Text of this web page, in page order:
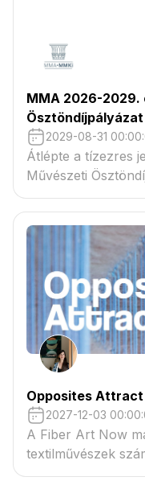
MMA 2026-2029.
2029-08-31
Átlépte a tízezres
Művészeti
tartaléklistás
csatolmányban
Opposites Attract
2027-12-03
A Fiber Art Now
textilművészek